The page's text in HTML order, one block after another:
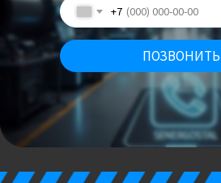
+7
ПОЗВОНИТЬ